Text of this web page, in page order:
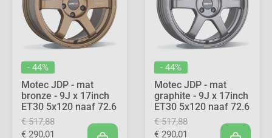
- 44%
Motec JDP - mat
bronze - 9J x 17inch
ET30 5x120 naaf 72.6
€ 517,88
€ 290,01
- 44%
Motec JDP - mat
graphite - 9J x 17inch
ET30 5x120 naaf 72.6
€ 517,88
€ 290,01